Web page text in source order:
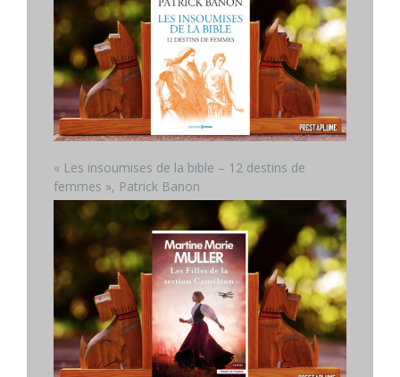
« Les insoumises de la bible – 12 destins de
femmes », Patrick Banon